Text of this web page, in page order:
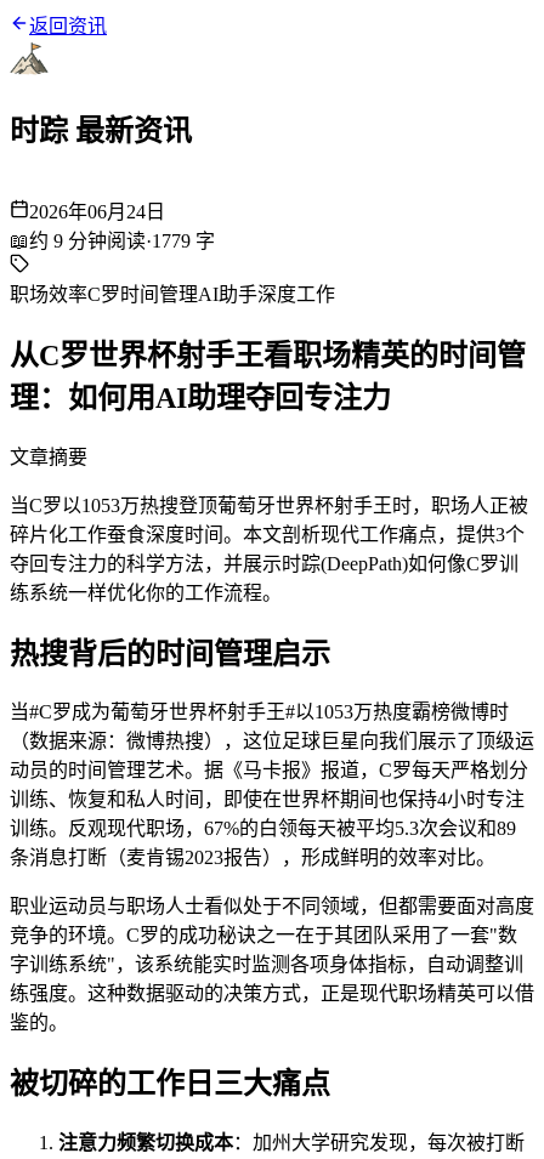
返回资讯
时踪 最新资讯
2026年06月24日
📖约 9 分钟阅读·1779 字
职场效率C罗时间管理AI助手深度工作
从C罗世界杯射手王看职场精英的时间管
理：如何用AI助理夺回专注力
文章摘要
当C罗以1053万热搜登顶葡萄牙世界杯射手王时，职场人正被
碎片化工作蚕食深度时间。本文剖析现代工作痛点，提供3个
夺回专注力的科学方法，并展示时踪(DeepPath)如何像C罗训
练系统一样优化你的工作流程。
热搜背后的时间管理启示
当#C罗成为葡萄牙世界杯射手王#以1053万热度霸榜微博时
（数据来源：微博热搜），这位足球巨星向我们展示了顶级运
动员的时间管理艺术。据《马卡报》报道，C罗每天严格划分
训练、恢复和私人时间，即使在世界杯期间也保持4小时专注
训练。反观现代职场，67%的白领每天被平均5.3次会议和89
条消息打断（麦肯锡2023报告），形成鲜明的效率对比。
职业运动员与职场人士看似处于不同领域，但都需要面对高度
竞争的环境。C罗的成功秘诀之一在于其团队采用了一套"数
字训练系统"，该系统能实时监测各项身体指标，自动调整训
练强度。这种数据驱动的决策方式，正是现代职场精英可以借
鉴的。
被切碎的工作日三大痛点
注意力频繁切换成本：加州大学研究发现，每次被打断